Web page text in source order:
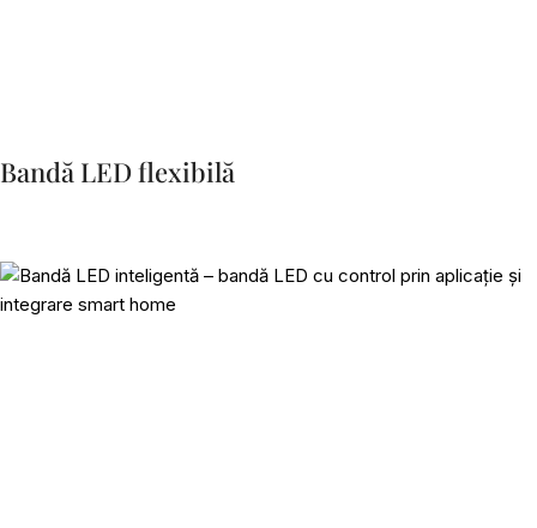
Bandă LED flexibilă